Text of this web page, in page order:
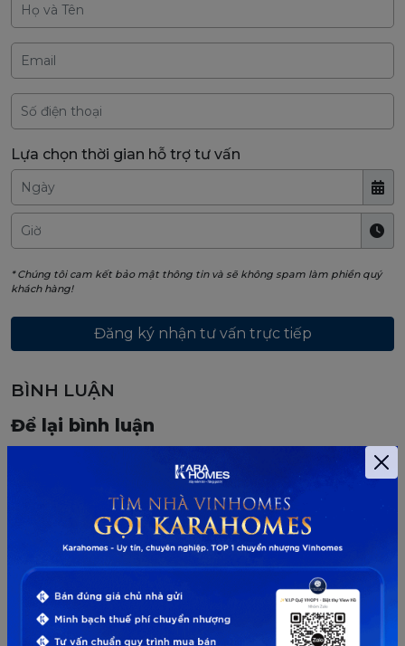
Lựa chọn thời gian hỗ trợ tư vấn
* Chúng tôi cam kết bảo mật thông tin và sẽ không spam làm phiền quý
khách hàng!
BÌNH LUẬN
Để lại bình luận
Email và số điện thoại sẽ không được công khai. Những
trường bắt buộc được đánh dấu *